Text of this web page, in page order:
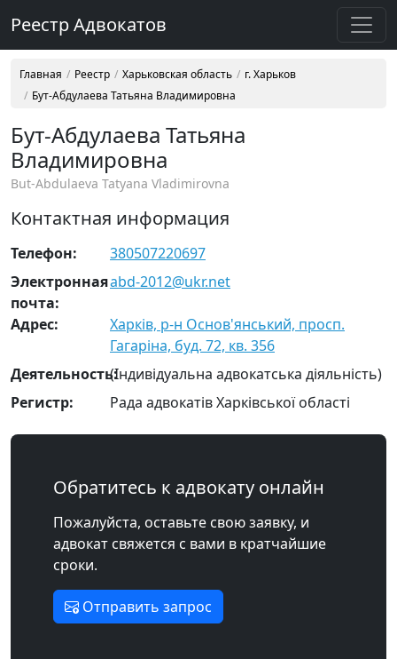
Реестр Адвокатов
Главная Реестр Харьковская область
г. Харьков
Бут-Абдулаева Татьяна Владимировна
Бут-Абдулаева Татьяна
Владимировна
But-Abdulaeva Tatyana Vladimirovna
Контактная информация
Телефон:
380507220697
Электронная
почта:
abd-2012@ukr.net
Адрес:
Харків, р-н Основ'янський, просп.
Гагаріна, буд. 72, кв. 356
Деятельность:(Індивідуальна адвокатська діяльність)
Регистр:
Рада адвокатів Харківської області
Обратитесь к адвокату онлайн
Пожалуйста, оставьте свою заявку, и
адвокат свяжется с вами в кратчайшие
сроки.
Отправить запрос